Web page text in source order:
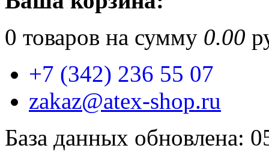
0 товаров на сумму 0.00
+7 (342) 236 55 07
zakaz@atex-shop.ru
База данных обновлена: